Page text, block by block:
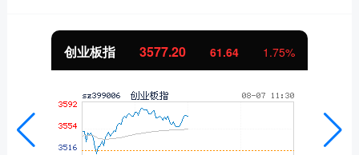
创业板指 3577.20 61.64 1.75%